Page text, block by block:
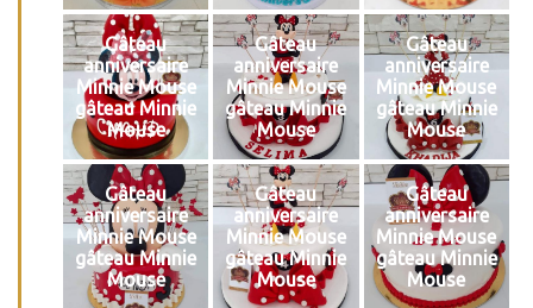
Gâteau
anniversaire
Minnie Mouse
gâteau Minnie
Mouse
Gâteau
anniversaire
Minnie Mouse
gâteau Minnie
Mouse
Gâteau
anniversaire
Minnie Mouse
gâteau Minnie
Mouse
Gâteau
anniversaire
Minnie Mouse
gâteau Minnie
Mouse
Gâteau
anniversaire
Minnie Mouse
gâteau Minnie
Mouse
Gâteau
anniversaire
Minnie Mouse
gâteau Minnie
Mouse